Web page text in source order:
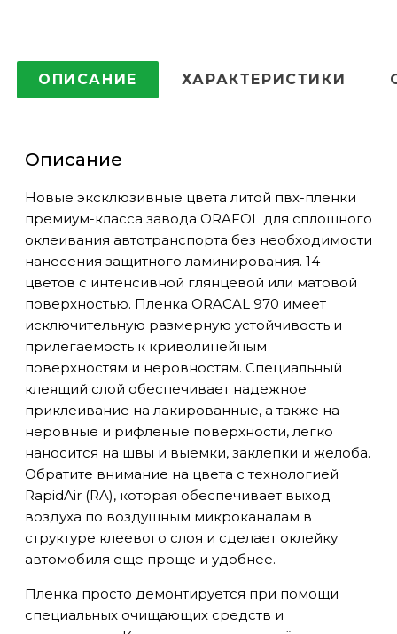
ОПИСАНИЕ ХАРАКТЕРИСТИКИ
Описание
Новые эксклюзивные цвета литой пвх-пленки
премиум-класса завода ORAFOL для сплошного
оклеивания автотранспорта без необходимости
нанесения защитного ламинирования. 14
цветов с интенсивной глянцевой или матовой
поверхностью. Пленка ORACAL 970 имеет
исключительную размерную устойчивость и
прилегаемость к криволинейным
поверхностям и неровностям. Специальный
клеящий слой обеспечивает надежное
приклеивание на лакированные, а также на
неровные и рифленые поверхности, легко
наносится на швы и выемки, заклепки и желоба.
Обратите внимание на цвета с технологией
RapidAir (RA), которая обеспечивает выход
воздуха по воздушным микроканалам в
структуре клеевого слоя и сделает оклейку
автомобиля еще проще и удобнее.
Пленка просто демонтируется при помощи
специальных очищающих средств и